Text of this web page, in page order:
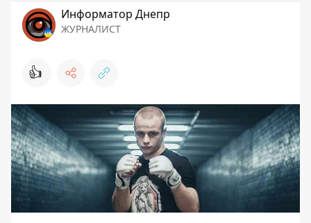
Информатор Днепр
ЖУРНАЛИСТ
👍